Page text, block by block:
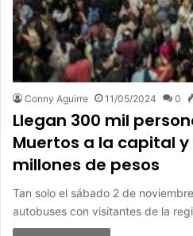
Conny Aguirre 11/05/2024 0
Llegan 300 mil
Muertos a la capital
millones de pesos
Tan solo el sábado 2 de
autobuses con visitantes de la